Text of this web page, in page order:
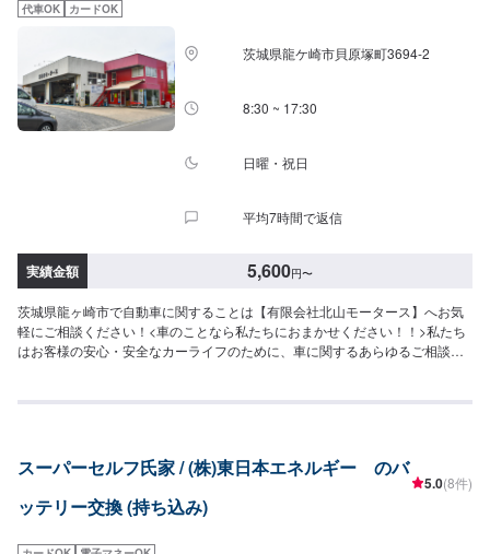
代車OK カードOK
茨城県龍ケ崎市貝原塚町3694-2
8:30 ~ 17:30
日曜・祝日
平均7時間で返信
実績金額 5,600円〜
茨城県龍ヶ崎市で自動車に関することは【有限会社北山モータース】へお気
軽にご相談ください！<車のことなら私たちにおまかせください！！>私たち
はお客様の安心・安全なカーライフのために、車に関するあらゆるご相談に
ンス、修理、保険相談まであらゆるご要望にお応えします。これからも信頼
ご納得いただければ作業開始【4】仕上がり次第納車-----納期について-----納
期は通常1日～2日程度で納車となります。(要相談)納期は前後する場合がご
ざいます。予めご了承ください。-----ご来店時の注意、受付方法-----入庫の際
ースに駐車してください。受付はスタッフへ「メンテモで予約しました」と
スーパーセルフ氏家 / (株)東日本エネルギー のバ
ッテリー交換 (持ち込み)
5.0(8件)